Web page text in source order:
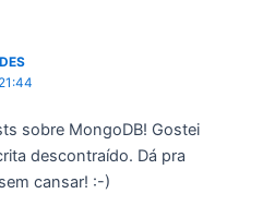
sobre MongoDB! Gostei
descontraído. Dá pra
cansar! :-)